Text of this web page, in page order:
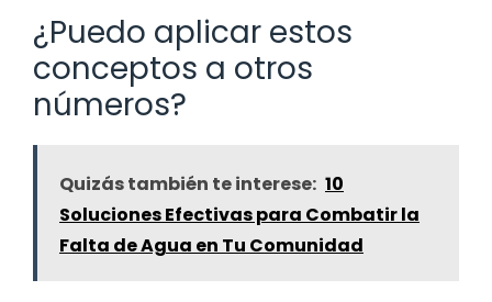
¿Puedo aplicar estos
conceptos a otros
números?
Quizás también te interese: 10
Soluciones Efectivas para Combatir la
Falta de Agua en Tu Comunidad